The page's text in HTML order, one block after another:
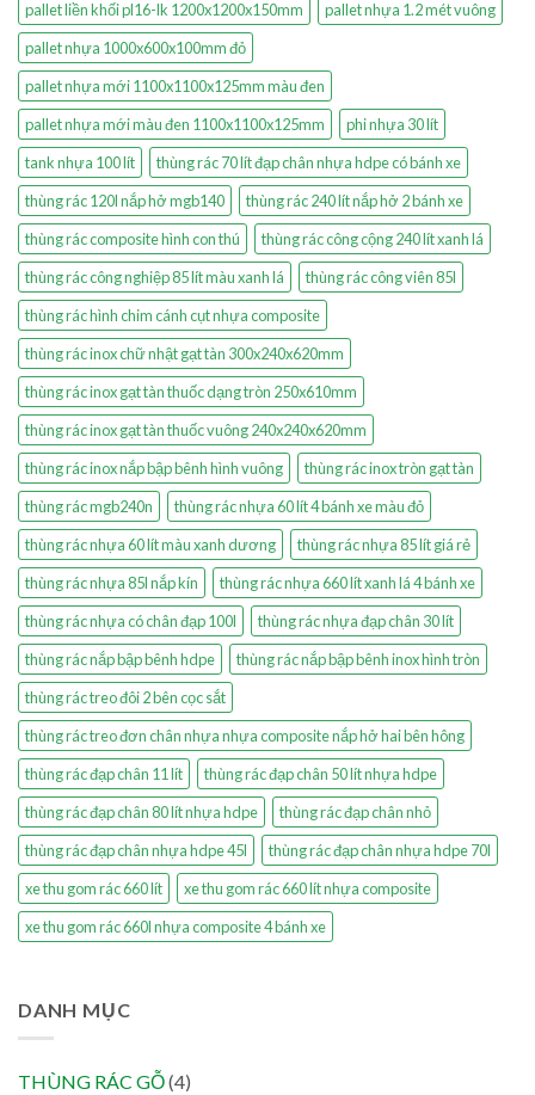
pallet liền khối pl16-lk 1200x1200x150mm
pallet nhựa 1.2 mét vuông
pallet nhựa 1000x600x100mm đỏ
pallet nhựa mới 1100x1100x125mm màu đen
pallet nhựa mới màu đen 1100x1100x125mm
phi nhựa 30 lít
tank nhựa 100 lít
thùng rác 70 lít đạp chân nhựa hdpe có bánh xe
thùng rác 120l nắp hở mgb140
thùng rác 240 lít nắp hở 2 bánh xe
thùng rác composite hình con thú
thùng rác công cộng 240 lít xanh lá
thùng rác công nghiệp 85 lít màu xanh lá
thùng rác công viên 85l
thùng rác hình chim cánh cụt nhựa composite
thùng rác inox chữ nhật gạt tàn 300x240x620mm
thùng rác inox gạt tàn thuốc dạng tròn 250x610mm
thùng rác inox gạt tàn thuốc vuông 240x240x620mm
thùng rác inox nắp bập bênh hình vuông
thùng rác inox tròn gạt tàn
thùng rác mgb240n
thùng rác nhựa 60 lít 4 bánh xe màu đỏ
thùng rác nhựa 60 lít màu xanh dương
thùng rác nhựa 85 lít giá rẻ
thùng rác nhựa 85l nắp kín
thùng rác nhựa 660 lít xanh lá 4 bánh xe
thùng rác nhựa có chân đạp 100l
thùng rác nhựa đạp chân 30 lít
thùng rác nắp bập bênh hdpe
thùng rác nắp bập bênh inox hình tròn
thùng rác treo đôi 2 bên cọc sắt
thùng rác treo đơn chân nhựa nhựa composite nắp hở hai bên hông
thùng rác đạp chân 11 lít
thùng rác đạp chân 50 lít nhựa hdpe
thùng rác đạp chân 80 lít nhựa hdpe
thùng rác đạp chân nhỏ
thùng rác đạp chân nhựa hdpe 45l
thùng rác đạp chân nhựa hdpe 70l
xe thu gom rác 660 lít
xe thu gom rác 660 lít nhựa composite
xe thu gom rác 660l nhựa composite 4 bánh xe
DANH MỤC
THÙNG RÁC GỖ(4)